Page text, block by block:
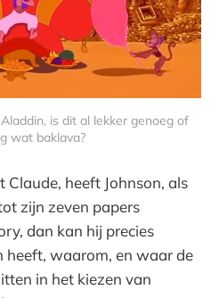
is dit al lekker genoeg of
wat baklava?
heeft Johnson, als
zijn zeven papers
dan kan hij precies
heeft, waarom, en waar de
in het kiezen van